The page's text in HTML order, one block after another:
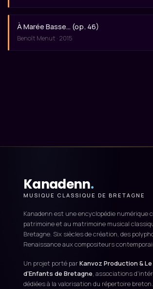
À Marée Basse… (op. 46)
Benoît Menut · 2015
Kanadenn.
MUSIQUE CLASSIQUE DE BRETAGNE
Kanadenn est une encyclopédie numérique
patrimoine et au matrimoine musical
Bretagne. Six siècles de création, des
Renaissance aux compositeurs
Un projet porté parKanvoz Production &
d'Enfants de Bretagne, associations
dédiées à la valorisation du répertoire breton.